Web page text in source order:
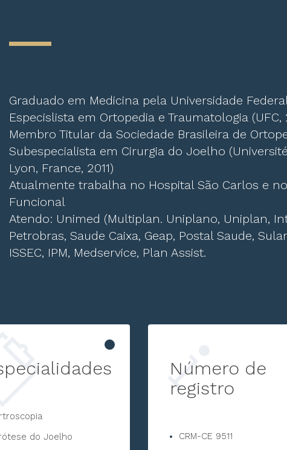
Graduado em Medicina pela Universidade
Especislista em Ortopedia e Traumatologia (UFC,
Membro Titular da Sociedade Brasileira de
Subespecialista em Cirurgia do Joelho
Lyon, France, 2011)
Atualmente trabalha no Hospital São Carlos e
Funcional
Atendo: Unimed (Multiplan. Uniplano, Uniplan,
Petrobras, Saude Caixa, Geap, Postal Saude,
ISSEC, IPM, Medservice, Plan Assist.
do Joelho
Número de
registro
CRM-CE 9511